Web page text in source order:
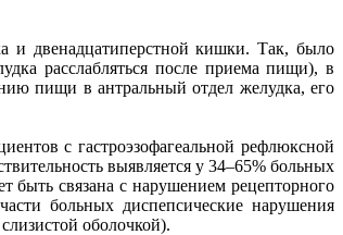
и двенадцатиперстной кишки. Так, было
расслабляться после приема пищи), в
пищи в антральный отдел желудка, его
с гастроэзофагеальной рефлюксной
выявляется у 34–65% больных
быть связана с нарушением рецепторного
больных диспепсические нарушения
оболочкой).